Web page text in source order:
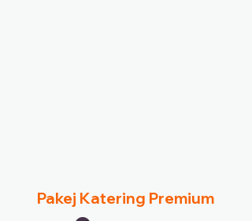
Pakej Katering Premium